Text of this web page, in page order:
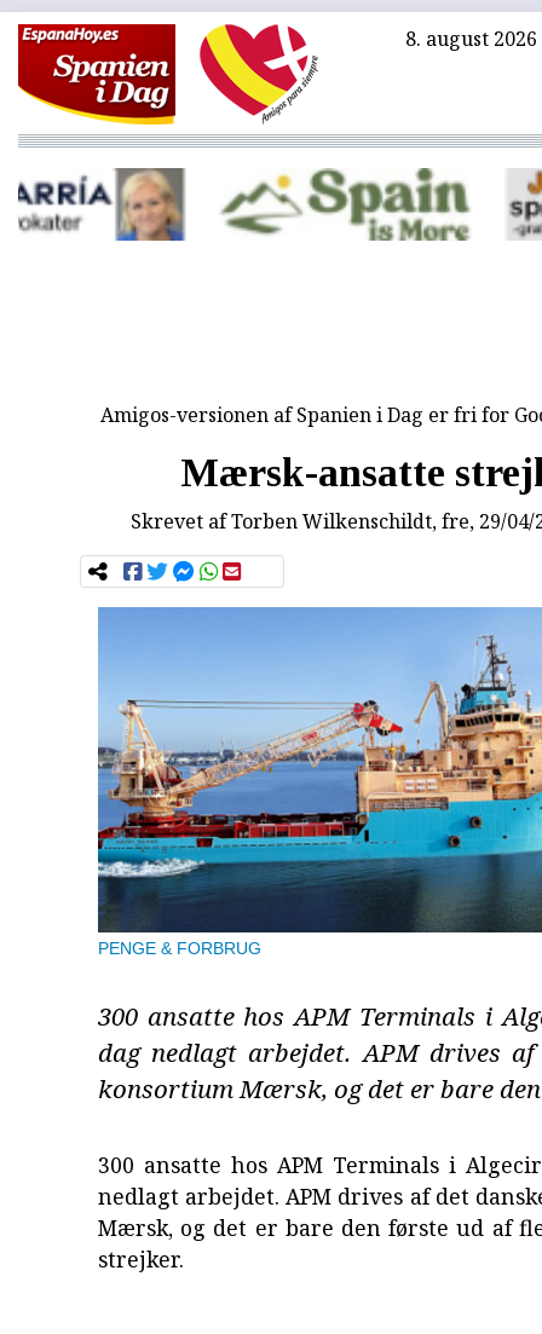
8. august 2026
Amigos-versionen af Spanien i Dag er fri for
Mærsk-ansatte
Skrevet afTorben Wilkenschildt, fre, 29/04/
PENGE & FORBRUG
300 ansatte hos APM Terminals i
dag nedlagt arbejdet. APM drives
konsortium Mærsk, og det er bare
300 ansatte hos APM Terminals i
nedlagt arbejdet. APM drives af det
Mærsk, og det er bare den første ud af
strejker.